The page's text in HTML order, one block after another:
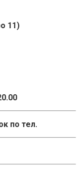
11)
по тел.